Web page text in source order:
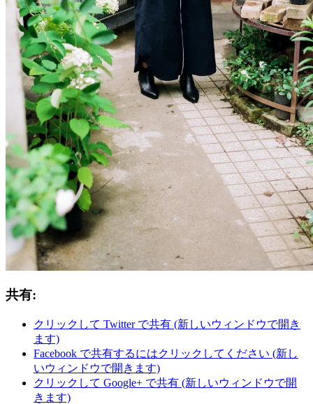
共有:
クリックして Twitter で共有 (新しいウィンドウで開き
ます)
Facebook で共有するにはクリックしてください (新し
いウィンドウで開きます)
クリックして Google+ で共有 (新しいウィンドウで開
きます)